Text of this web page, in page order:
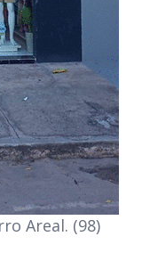
Areal. (98)